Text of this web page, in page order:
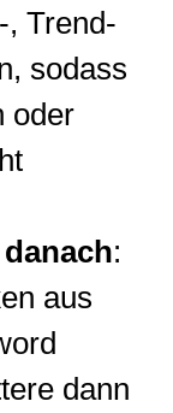
, Trend-
sodass
oder
:
aus
dann